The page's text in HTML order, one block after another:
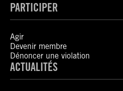
PARTICIPER
Agir
Devenir membre
Dénoncer une violation
ACTUALITÉS